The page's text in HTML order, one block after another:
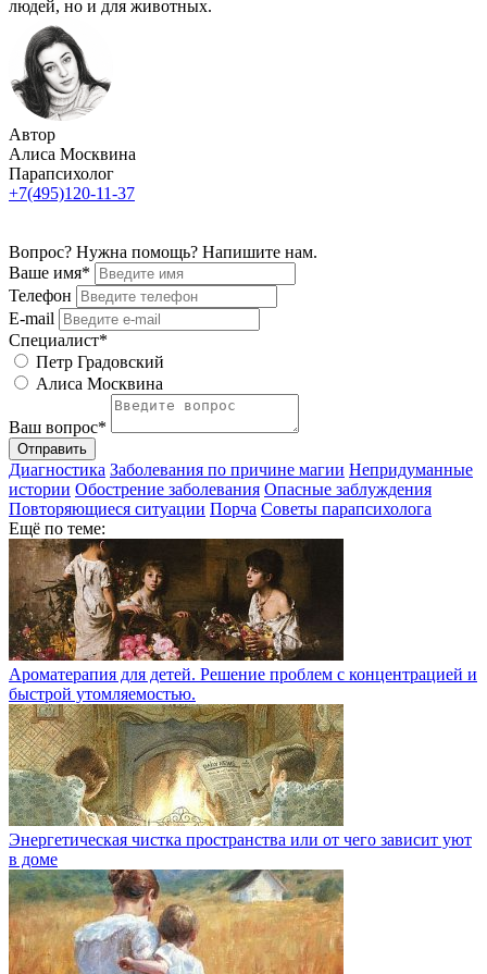
людей, но и для животных.
Автор
Алиса Москвина
Парапсихолог
+7(495)120-11-37
Вопрос? Нужна помощь? Напишите нам.
Ваше имя*
Телефон
E-mail
Специалист*
Петр Градовский
Алиса Москвина
Ваш вопрос*
Отправить
Диагностика Заболевания по причине магии Непридуманные
истории Обострение заболевания Опасные заблуждения
Повторяющиеся ситуации Порча Советы парапсихолога
Ещё по теме:
Ароматерапия для детей. Решение проблем с концентрацией и
быстрой утомляемостью.
Энергетическая чистка пространства или от чего зависит уют
в доме